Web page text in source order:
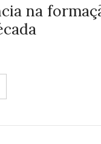
na